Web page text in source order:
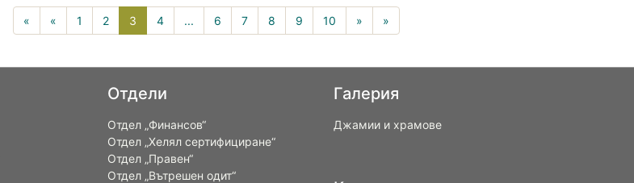
« « 1 2 3 3(current)
4 ... 6 7 8 9 10 » »
Отдели
Отдел „Финансов“
Отдел „Хелял сертифициране“
Отдел „Правен“
Отдел „Вътрешен одит“
Галерия
Джамии и храмове